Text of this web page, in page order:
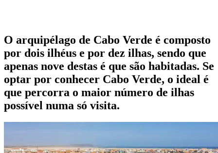
O arquipélago de Cabo Verde é composto
por dois ilhéus e por dez ilhas, sendo que
apenas nove destas é que são habitadas. Se
optar por conhecer Cabo Verde, o ideal é
que percorra o maior número de ilhas
possível numa só visita.